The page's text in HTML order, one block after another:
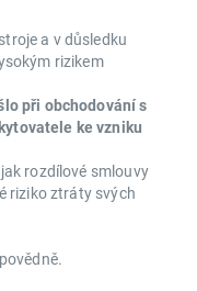
a v důsledku
rizikem
při obchodování s
ke vzniku
rozdílové smlouvy
riziko ztráty svých